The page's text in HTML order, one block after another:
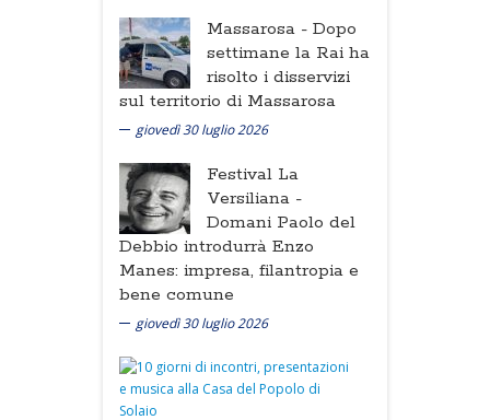
Massarosa - Dopo
settimane la Rai ha
risolto i disservizi
sul territorio di Massarosa
giovedì 30 luglio 2026
Festival La
Versiliana -
Domani Paolo del
Debbio introdurrà Enzo
Manes: impresa, filantropia e
bene comune
giovedì 30 luglio 2026